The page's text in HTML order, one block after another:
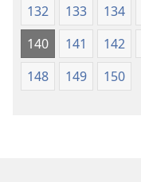
132
133 134
140
141 142
148
149 150